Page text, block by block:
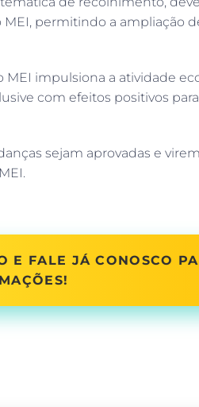
permitindo a ampliação
MEI impulsiona a atividade
com efeitos positivos para
sejam aprovadas e
E FALE JÁ CONOSCO